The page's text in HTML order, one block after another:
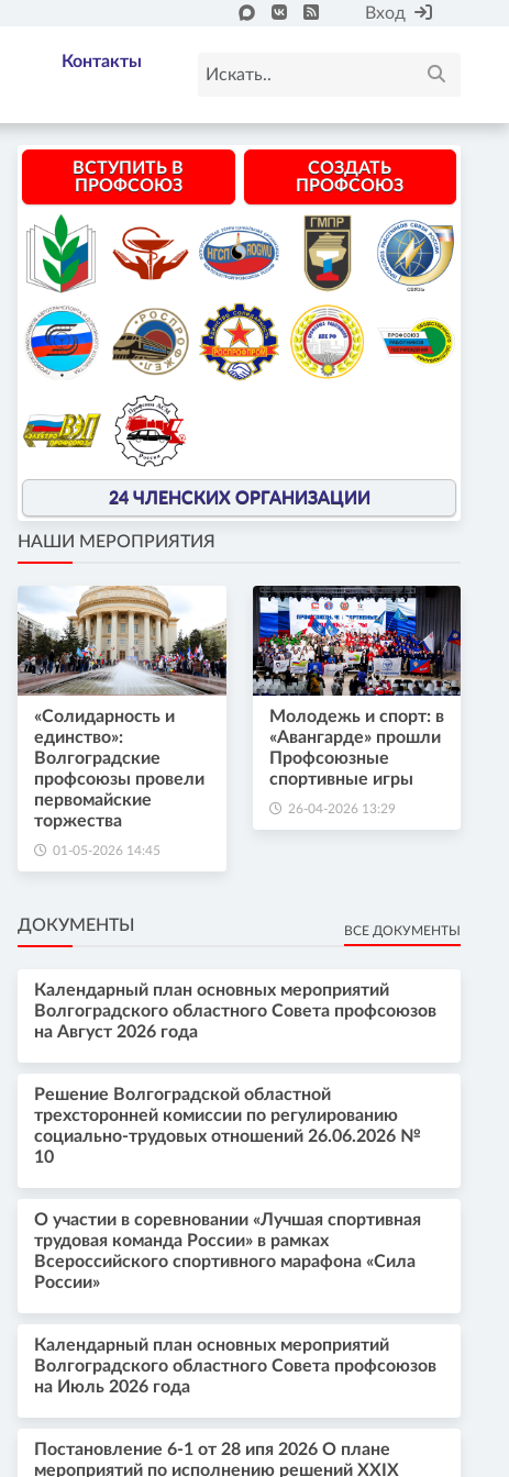
Вход
Контакты
ВСТУПИТЬ В
ПРОФСОЮЗ
СОЗДАТЬ
ПРОФСОЮЗ
24 ЧЛЕНСКИХ ОРГАНИЗАЦИИ
НАШИ МЕРОПРИЯТИЯ
«Солидарность и
единство»:
Волгоградские
профсоюзы провели
первомайские
торжества
01-05-2026 14:45
Молодежь и спорт: в
«Авангарде» прошли
Профсоюзные
спортивные игры
26-04-2026 13:29
ДОКУМЕНТЫ ВСЕ ДОКУМЕНТЫ
Календарный план основных мероприятий
Волгоградского областного Совета профсоюзов
на Август 2026 года
Решение Волгоградской областной
трехсторонней комиссии по регулированию
социально-трудовых отношений 26.06.2026 №
10
О участии в соревновании «Лучшая спортивная
трудовая команда России» в рамках
Всероссийского спортивного марафона «Сила
России»
Календарный план основных мероприятий
Волгоградского областного Совета профсоюзов
на Июль 2026 года
Постановление 6-1 от 28 ипя 2026 О плане
мероприятий по исполнению решений XXIX